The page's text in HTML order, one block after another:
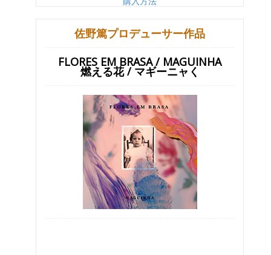
佐野篤プロデューサー作品
FLORES EM BRASA / MAGUINHA
燃える花 / マギーニャく